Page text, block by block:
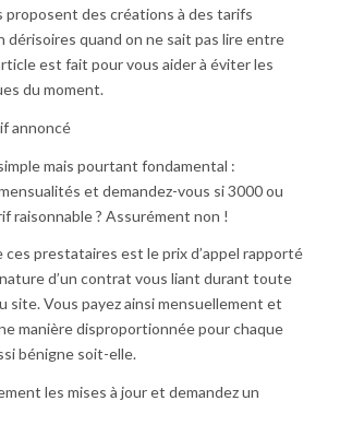
proposent des créations à des tarifs
dérisoires quand on ne sait pas lire entre
est fait pour vous aider à éviter les
du moment.
annoncé
mais pourtant fondamental :
et demandez-vous si 3000 ou
raisonnable ? Assurément non !
ces prestataires est le prix d’appel rapporté
d’un contrat vous liant durant toute
site. Vous payez ainsi mensuellement et
manière disproportionnée pour chaque
bénigne soit-elle.
les mises à jour et demandez un